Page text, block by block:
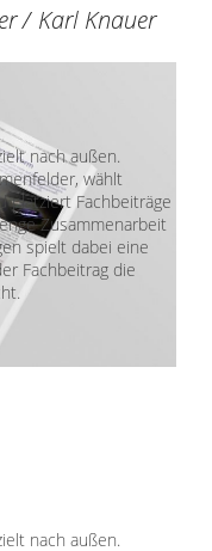
nach außen.
wählt
platziert Fachbeiträge
Zusammenarbeit
spielt dabei eine
Fachbeitrag die
/ Karl Knauer
nach außen.